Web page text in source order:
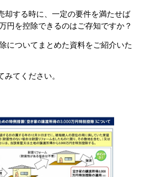
却する時に、一定の要件を満たせば
円を控除できるのはご存知ですか？
についてまとめた資料をご紹介いた
みてください。